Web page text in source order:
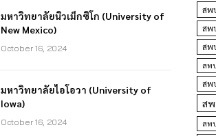
มหาวิทยาลัยนิวเม็กซิโก (University of
New Mexico)
October 16, 2024
มหาวิทยาลัยไอโอวา (University of
Iowa)
October 16, 2024
สพ
สพ
สพ
สพ
สพ
สพ
สพ